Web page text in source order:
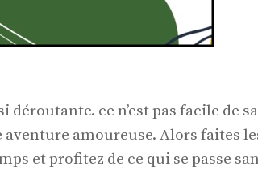
ce n’est pas facile de
amoureuse. Alors faites
et profitez de ce qui se passe